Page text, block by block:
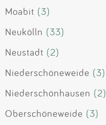
Moabit (3)
Neukölln (33)
Neustadt (2)
Niederschöneweide (3)
Niederschönhausen (2)
Oberschöneweide (3)